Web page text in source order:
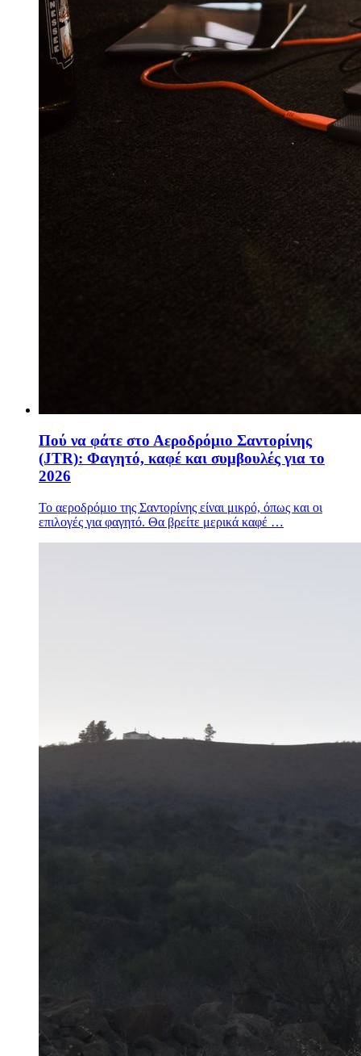
Πού να φάτε στο Αεροδρόμιο Σαντορίνης
(JTR): Φαγητό, καφέ και συμβουλές για το
2026
Το αεροδρόμιο της Σαντορίνης είναι μικρό, όπως και οι
επιλογές για φαγητό. Θα βρείτε μερικά καφέ …